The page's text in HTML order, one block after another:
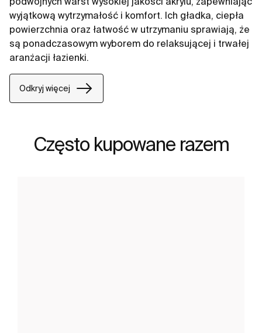
wyjątkową wytrzymałość i komfort. Ich gładka, ciepła
powierzchnia oraz łatwość w utrzymaniu sprawiają, że
są ponadczasowym wyborem do relaksującej i trwałej
aranżacji łazienki.
Odkryj więcej
Często kupowane razem